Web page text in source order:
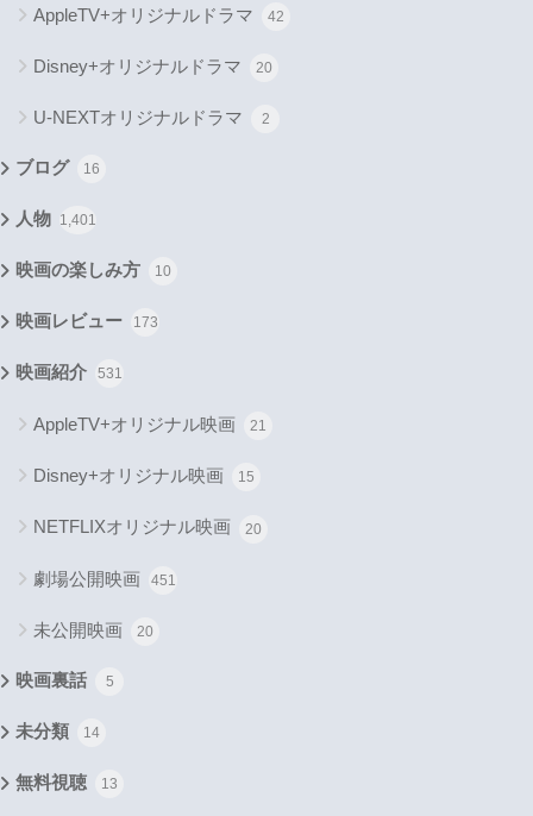
AppleTV+オリジナルドラマ 42
Disney+オリジナルドラマ 20
U-NEXTオリジナルドラマ 2
ブログ 16
人物 1,401
映画の楽しみ方 10
映画レビュー 173
映画紹介 531
AppleTV+オリジナル映画 21
Disney+オリジナル映画 15
NETFLIXオリジナル映画 20
劇場公開映画 451
未公開映画 20
映画裏話 5
未分類 14
無料視聴 13